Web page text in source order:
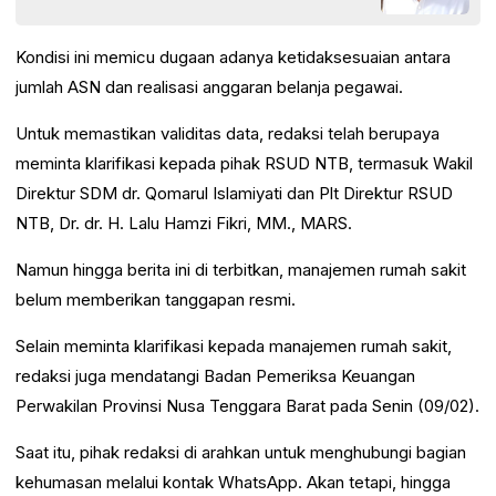
Kondisi ini memicu dugaan adanya ketidaksesuaian antara
jumlah ASN dan realisasi anggaran belanja pegawai.
Untuk memastikan validitas data, redaksi telah berupaya
meminta klarifikasi kepada pihak RSUD NTB, termasuk Wakil
Direktur SDM dr. Qomarul Islamiyati dan Plt Direktur RSUD
NTB, Dr. dr. H. Lalu Hamzi Fikri, MM., MARS.
Namun hingga berita ini di terbitkan, manajemen rumah sakit
belum memberikan tanggapan resmi.
Selain meminta klarifikasi kepada manajemen rumah sakit,
redaksi juga mendatangi Badan Pemeriksa Keuangan
Perwakilan Provinsi Nusa Tenggara Barat pada Senin (09/02).
Saat itu, pihak redaksi di arahkan untuk menghubungi bagian
kehumasan melalui kontak WhatsApp. Akan tetapi, hingga